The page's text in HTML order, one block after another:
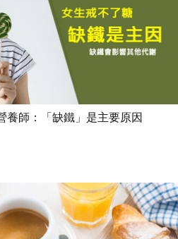
養師：「缺鐵」是主要原因